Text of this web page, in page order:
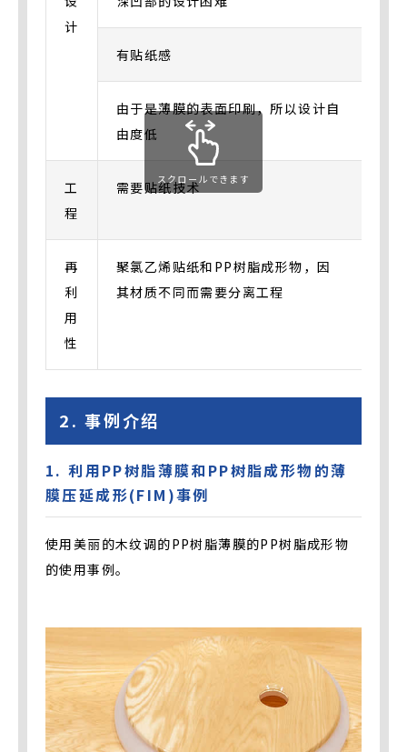
计
有贴纸感
由于是薄膜的表面印刷，所以设计自
由度低
工
程
需要贴纸技术
再
利
用
性
聚氯乙烯贴纸和PP树脂成形物，因
其材质不同而需要分离工程
スクロールできます
2. 事例介绍
1. 利用PP树脂薄膜和PP树脂成形物的薄
膜压延成形(FIM)事例
使用美丽的木纹调的PP树脂薄膜的PP树脂成形物
的使用事例。